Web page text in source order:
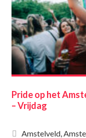
Pride op het
– Vrijdag
Amstelveld,